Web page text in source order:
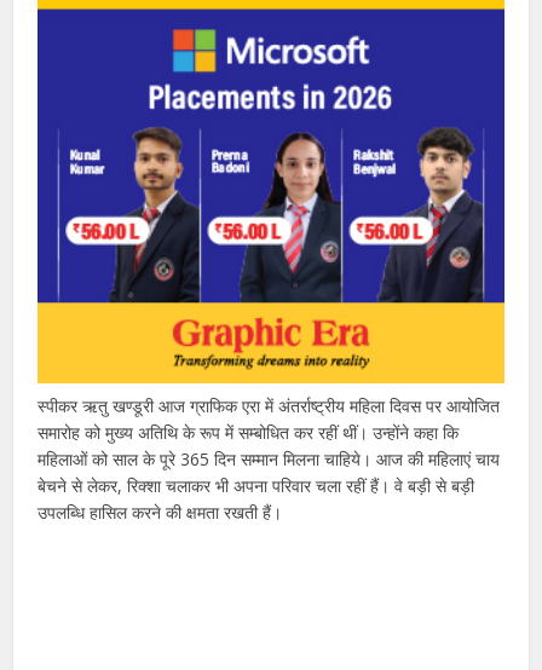
स्पीकर ऋतु खण्डूरी आज ग्राफिक एरा में अंतर्राष्ट्रीय महिला दिवस पर आयोजित
समारोह को मुख्य अतिथि के रूप में सम्बोधित कर रहीं थीं। उन्होंने कहा कि
महिलाओं को साल के पूरे 365 दिन सम्मान मिलना चाहिये। आज की महिलाएं चाय
बेचने से लेकर, रिक्शा चलाकर भी अपना परिवार चला रहीं हैं। वे बड़ी से बड़ी
उपलब्धि हासिल करने की क्षमता रखती हैं।